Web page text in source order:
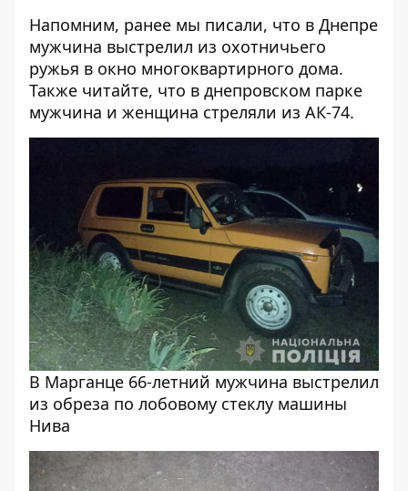
Напомним, ранее мы писали, что в Днепре
мужчина выстрелил из охотничьего
ружья в окно многоквартирного дома.
Также читайте, что в днепровском парке
мужчина и женщина стреляли из АК-74.
В Марганце 66-летний мужчина выстрелил
из обреза по лобовому стеклу машины
Нива